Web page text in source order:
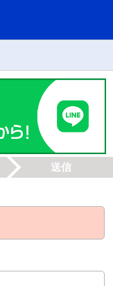
送信